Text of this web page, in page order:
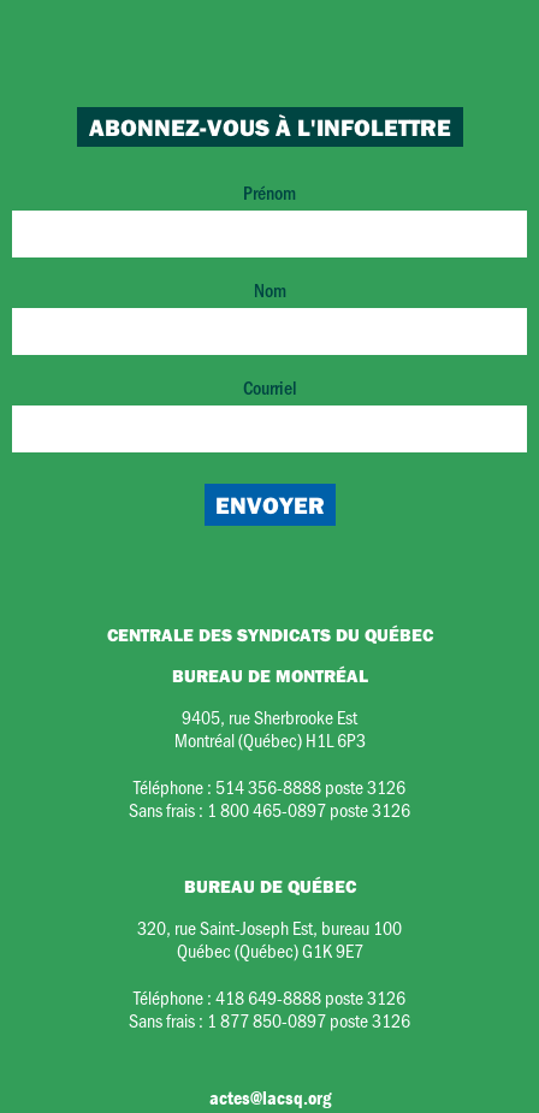
ABONNEZ-VOUS À L'INFOLETTRE
Prénom
Nom
Courriel
CENTRALE DES SYNDICATS DU QUÉBEC
BUREAU DE MONTRÉAL
9405, rue Sherbrooke Est
Montréal (Québec) H1L 6P3
Téléphone : 514 356-8888 poste 3126
Sans frais : 1 800 465-0897 poste 3126
BUREAU DE QUÉBEC
320, rue Saint-Joseph Est, bureau 100
Québec (Québec) G1K 9E7
Téléphone :418 649-8888 poste 3126
Sans frais : 1 877 850-0897 poste 3126
actes@lacsq.org